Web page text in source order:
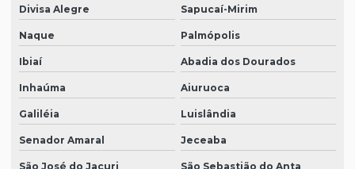
Divisa Alegre Sapucaí-Mirim
Naque Palmópolis
Ibiaí Abadia dos Dourados
Inhaúma Aiuruoca
Galiléia Luislândia
Senador Amaral Jeceaba
São José do Jacuri São Sebastião do Anta